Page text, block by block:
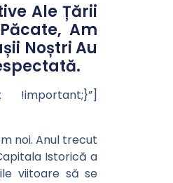
Ale Țării
Am
Noștri Au
!important;}”]
noi. Anul trecut
Istorică a
viitoare să se